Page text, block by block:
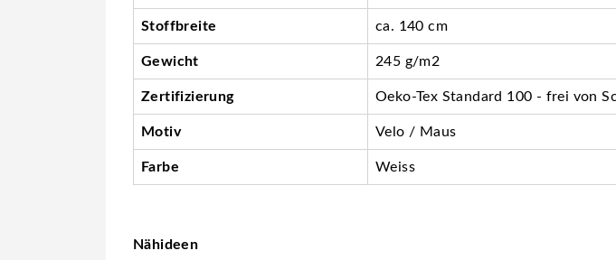
Stoffbreite ca. 140 cm
Gewicht 245 g/m2
Zertifizierung Oeko-Tex Standard 100 - frei von
Motiv Velo / Maus
Farbe Weiss
Nähideen